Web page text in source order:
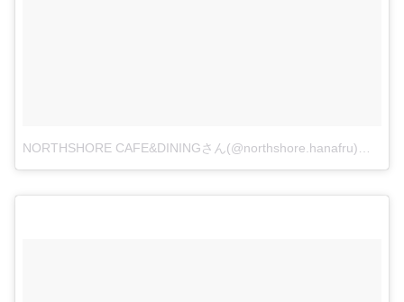
NORTHSHORE CAFE&DININGさん(@northshore.hanafru)がシェアした投稿